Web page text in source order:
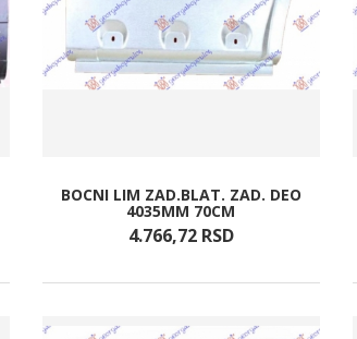
BOCNI LIM ZAD.BLAT. ZAD. DEO
4035MM 70CM
4.766,72 RSD